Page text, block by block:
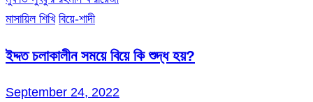
মাসায়িল শিখি বিয়ে-শাদী
ইদ্দত চলাকালীন সময়ে বিয়ে কি শুদ্ধ হয়?
September 24, 2022